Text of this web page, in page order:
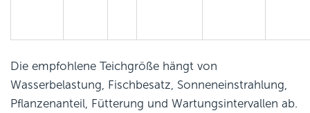
Die empfohlene Teichgröße hängt von
Wasserbelastung, Fischbesatz, Sonneneinstrahlung,
Pflanzenanteil, Fütterung und Wartungsintervallen ab.